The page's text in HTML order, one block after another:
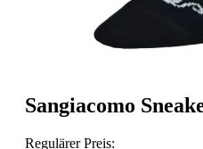
Sangiacomo
Regulärer Preis: